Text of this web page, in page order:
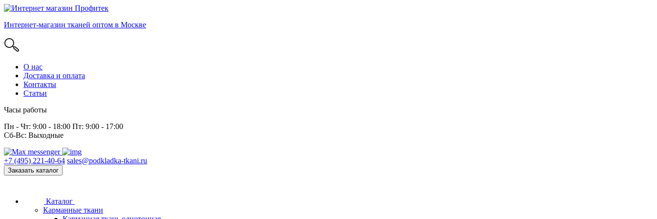
Интернет-магазин тканей оптом в Москве
О нас
Доставка и оплата
Контакты
Статьи
Часы работы
Пн - Чт: 9:00 - 18:00 Пт: 9:00 - 17:00
Сб-Вс: Выходные
+7 (495) 221-40-64 sales@podkladka-tkani.ru
Заказать каталог
Каталог
Карманные ткани